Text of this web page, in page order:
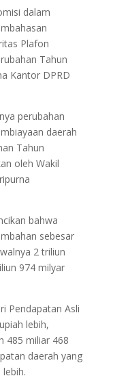
dalam
Plafon
Tahun
Kantor DPRD
perubahan
daerah
Tahun
oleh Wakil
bahwa
sebesar
2 triliun
974 milyar
Pendapatan Asli
lebih,
485 miliar 468
daerah yang